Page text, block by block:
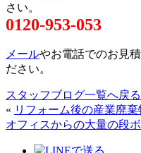
さい。
0120-953-053
メールやお電話でのお見
ださい。
スタッフブログ一覧へ戻る
« リフォーム後の産業廃
オフィスからの大量の段